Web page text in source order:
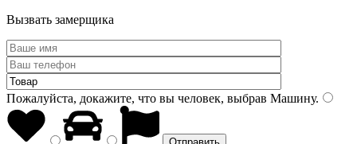
Вызвать замерщика
Пожалуйста, докажите, что вы человек, выбрав Машину.